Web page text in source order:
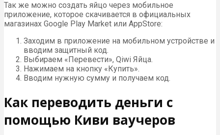
Так же можно создать яйцо через мобильное
приложение, которое скачивается в официальных
магазинах Google Play Market или AppStore:
Заходим в приложение на мобильном устройстве и
вводим защитный код.
Выбираем «Перевести», Qiwi Яйца.
Нажимаем на кнопку «Купить».
Вводим нужную сумму и получаем код.
Как переводить деньги с
помощью Киви ваучеров